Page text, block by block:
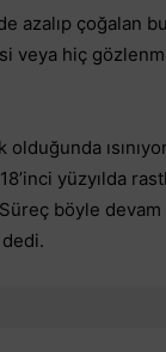
azalıp çoğalan
hiç
yüzyılda
böyle
dedi.